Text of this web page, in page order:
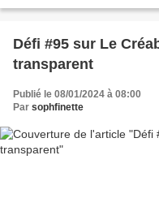
Défi #95 sur Le
transparent
Publié le 08/01/2024 à 08:00
Par sophfinette